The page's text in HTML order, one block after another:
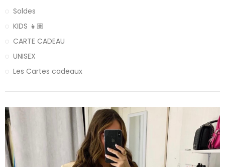
Soldes
KIDS 👧🏽
CARTE CADEAU
UNISEX
Les Cartes cadeaux